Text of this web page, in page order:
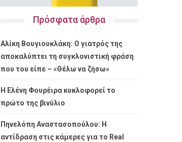
Πρόσφατα άρθρα
Αλίκη Βουγιουκλάκη: Ο γιατρός της
αποκαλύπτει τη συγκλονιστική φράση
που του είπε – «Θέλω να ζήσω»
Η Ελένη Φουρέιρα κυκλοφορεί το
πρώτο της βινύλιο
Πηνελόπη Αναστασοπούλου: Η
αντίδραση στις κάμερες για το Real